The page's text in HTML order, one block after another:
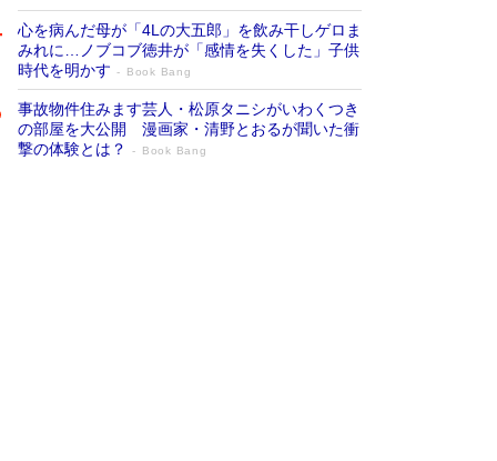
心を病んだ母が「4Lの大五郎」を飲み干しゲロま
みれに…ノブコブ徳井が「感情を失くした」子供
時代を明かす
Book Bang
事故物件住みます芸人・松原タニシがいわくつき
の部屋を大公開 漫画家・清野とおるが聞いた衝
撃の体験とは？
Book Bang